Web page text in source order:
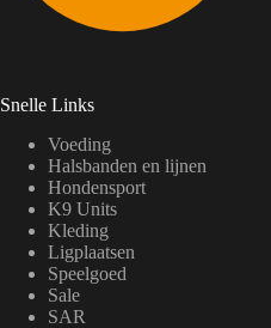
Snelle Links
Voeding
Halsbanden en lijnen
Hondensport
K9 Units
Kleding
Ligplaatsen
Speelgoed
Sale
SAR